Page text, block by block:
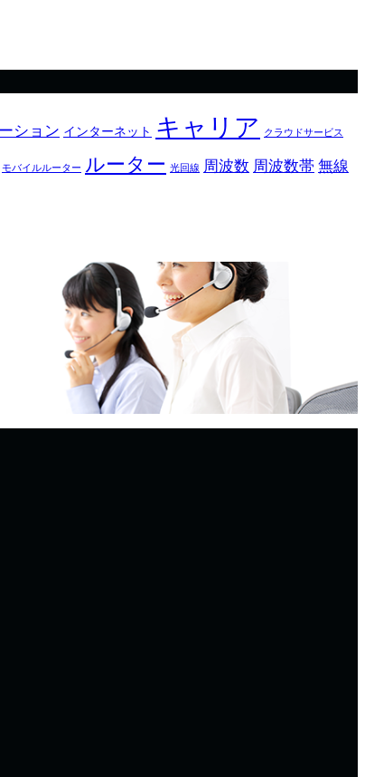
ション インターネット キャリア クラウドサービス
モバイルルーター ルーター 光回線 周波数 周波数帯 無線